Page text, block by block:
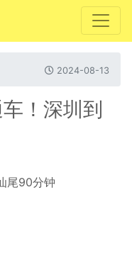
2024-08-13
！深圳到